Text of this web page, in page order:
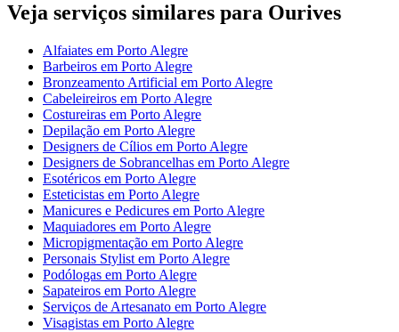
Veja serviços similares para Ourives
Alfaiates em Porto Alegre
Barbeiros em Porto Alegre
Bronzeamento Artificial em Porto Alegre
Cabeleireiros em Porto Alegre
Costureiras em Porto Alegre
Depilação em Porto Alegre
Designers de Cílios em Porto Alegre
Designers de Sobrancelhas em Porto Alegre
Esotéricos em Porto Alegre
Esteticistas em Porto Alegre
Manicures e Pedicures em Porto Alegre
Maquiadores em Porto Alegre
Micropigmentação em Porto Alegre
Personais Stylist em Porto Alegre
Podólogas em Porto Alegre
Sapateiros em Porto Alegre
Serviços de Artesanato em Porto Alegre
Visagistas em Porto Alegre